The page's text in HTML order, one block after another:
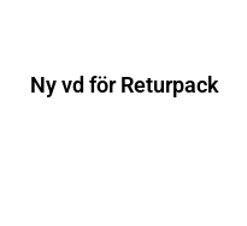
Ny vd för Returpack